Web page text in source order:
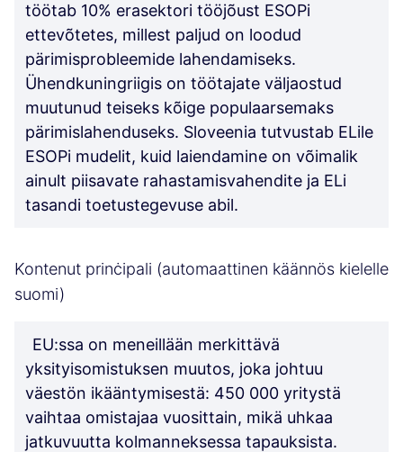
töötab 10% erasektori tööjõust ESOPi
ettevõtetes, millest paljud on loodud
pärimisprobleemide lahendamiseks.
Ühendkuningriigis on töötajate väljaostud
muutunud teiseks kõige populaarsemaks
pärimislahenduseks. Sloveenia tutvustab ELile
ESOPi mudelit, kuid laiendamine on võimalik
ainult piisavate rahastamisvahendite ja ELi
tasandi toetustegevuse abil.
Kontenut prinċipali (automaattinen käännös kielelle
suomi)
EU:ssa on meneillään merkittävä
yksityisomistuksen muutos, joka johtuu
väestön ikääntymisestä: 450 000 yritystä
vaihtaa omistajaa vuosittain, mikä uhkaa
jatkuvuutta kolmanneksessa tapauksista.